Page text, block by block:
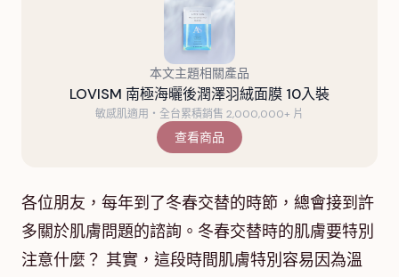
本文主題相關產品
LOVISM 南極海曬後潤澤羽絨面膜 10入裝
敏感肌適用・全台累積銷售 2,000,000+ 片
查看商品
各位朋友，每年到了冬春交替的時節，總會接到許
多關於肌膚問題的諮詢。冬春交替時的肌膚要特別
注意什麼？ 其實，這段時間肌膚特別容易因為溫